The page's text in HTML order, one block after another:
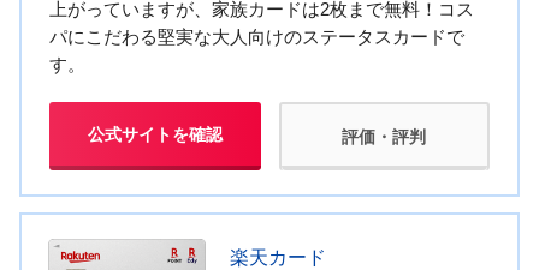
上がっていますが、家族カードは2枚まで無料！コス
パにこだわる堅実な大人向けのステータスカードで
す。
公式サイトを確認 評価・評判
楽天カード